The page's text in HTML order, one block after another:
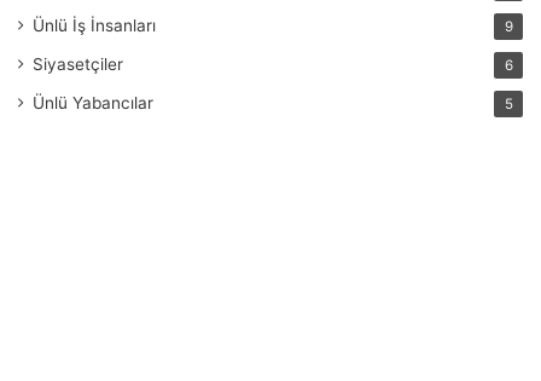
Ünlü İş İnsanları 9
Siyasetçiler 6
Ünlü Yabancılar 5